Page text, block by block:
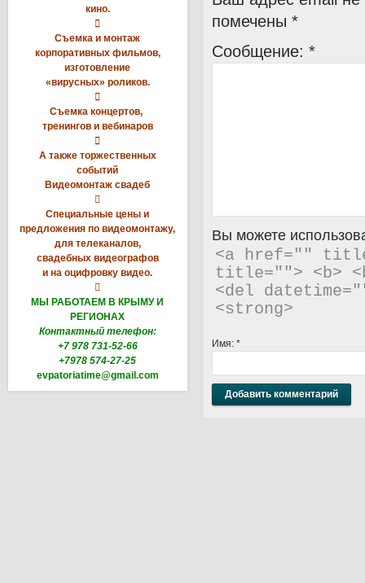
кино.

Съемка и монтаж
корпоративных фильмов,
изготовление
«вирусных» роликов.

Съемка концертов,
тренингов и вебинаров

А также торжественных
событий
Видеомонтаж свадеб

Специальные цены и
предложения по видеомонтажу,
для телеканалов,
свадебных видеографов
и на оцифровку видео.

МЫ РАБОТАЕМ В КРЫМУ И
РЕГИОНАХ
Контактный телефон:
+7 978 731-52-66
+7978 574-27-25
evpatoriatime@gmail.com
помечены *
Сообщение: *
Вы можете
<a href=""
title=""> <b>
<del
<strong>
Имя: *